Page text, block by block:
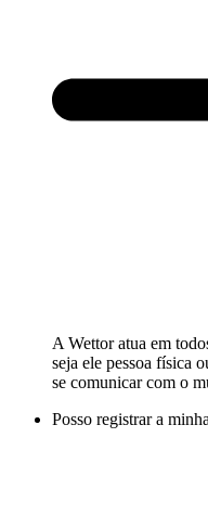
A Wettor atua em
seja ele pessoa física
se comunicar com o
Posso registrar a